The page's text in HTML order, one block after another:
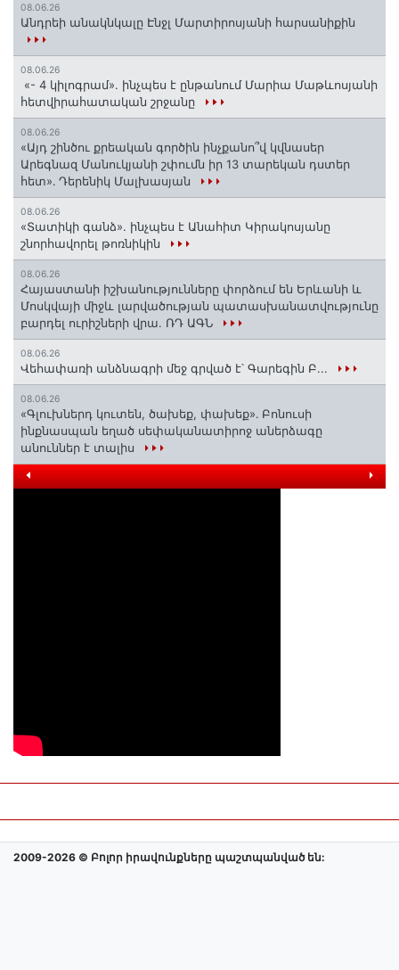
08.06.26
Անդրեի անակնկալը Էնջլ Մարտիրոսյանի հարսանիքին
08.06.26
«- 4 կիլոգրամ». ինչպես է ընթանում Մարիա Մաթևոսյանի
հետվիրահատական շրջանը
08.06.26
«Այդ շինծու քրեական գործին ինչքանո՞վ կվնասեր
Արեգնազ Մանուկյանի շփումն իր 13 տարեկան դստեր
հետ»․ Դերենիկ Մալխասյան
08.06.26
«Տատիկի գանձ». ինչպես է Անահիտ Կիրակոսյանը
շնորհավորել թոռնիկին
08.06.26
Հայաստանի իշխանությունները փորձում են Երևանի և
Մոսկվայի միջև լարվածության պատասխանատվությունը
բարդել ուրիշների վրա. ՌԴ ԱԳՆ
08.06.26
Վեհափառի անձնագրի մեջ գրված է՝ Գարեգին Բ...
08.06.26
«Գլուխներդ կուտեն, ծախեք, փախեք»․ Բոնուսի
ինքնասպան եղած սեփականատիրոջ աներձագը
անուններ է տալիս
2009-2026 © Բոլոր իրավունքները պաշտպանված են: